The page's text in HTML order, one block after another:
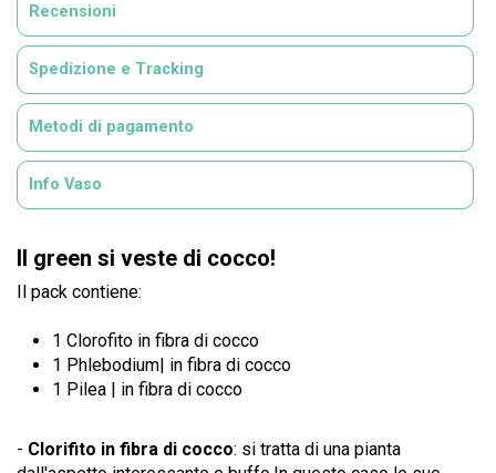
Recensioni
Spedizione e Tracking
Metodi di pagamento
Info Vaso
Il green si veste di cocco!
Il pack contiene:
1 Clorofito in fibra di cocco
1 Phlebodium| in fibra di cocco
1 Pilea | in fibra di cocco
- Clorifito in fibra di cocco: si tratta di una pianta